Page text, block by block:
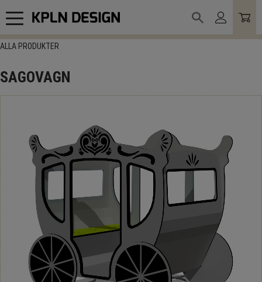
Meny
ALLA PRODUKTER
SAGOVAGN